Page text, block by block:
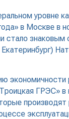
уровне
в Москве в
стало
экономичности
ГРЭС»